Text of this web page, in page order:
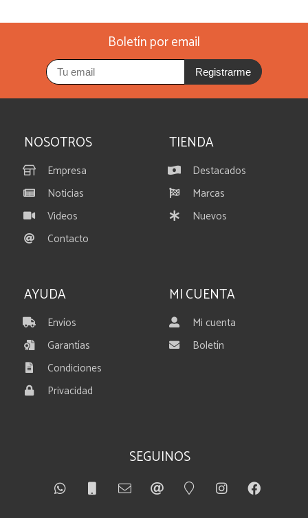
Boletín por email
Registrarme
NOSOTROS
Empresa
Noticias
Videos
Contacto
TIENDA
Destacados
Marcas
Nuevos
AYUDA
Envíos
Garantías
Condiciones
Privacidad
MI CUENTA
Mi cuenta
Boletín
SEGUINOS